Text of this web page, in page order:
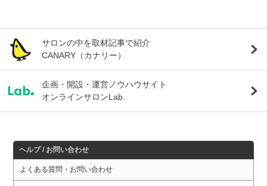
サロンの中を取材記事で紹介
CANARY（カナリー）
企画・開設・運営ノウハウサイト
オンラインサロンLab.
ヘルプ / お問い合わせ
よくある質問・お問い合わせ